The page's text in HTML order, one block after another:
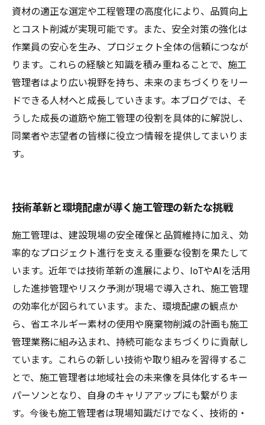
資材の適正な選定や工程管理の高度化により、品質向上
とコスト削減が実現可能です。また、安全対策の強化は
作業員の安心を生み、プロジェクト全体の信頼につなが
ります。これらの経験と知識を積み重ねることで、施工
管理者はより広い視野を持ち、未来のまちづくりをリー
ドできる人材へと成長していきます。本ブログでは、そ
うした成長の道筋や施工管理の役割を具体的に解説し、
同業者や志望者の皆様に役立つ情報を提供してまいりま
す。
技術革新と環境配慮が導く施工管理の新たな挑戦
施工管理は、建設現場の安全確保と品質維持に加え、効
率的なプロジェクト進行を支える重要な役割を果たして
います。近年では技術革新の進展により、IoTやAIを活用
した進捗管理やリスク予測が現場で導入され、施工管理
の効率化が図られています。また、環境配慮の観点か
ら、省エネルギー素材の使用や廃棄物削減の計画も施工
管理業務に組み込まれ、持続可能なまちづくりに貢献し
ています。これらの新しい技術や取り組みを習得するこ
とで、施工管理者は地域社会の未来像を具体化するキー
パーソンとなり、自身のキャリアアップにも繋がりま
す。今後も施工管理者は現場知識だけでなく、技術的・